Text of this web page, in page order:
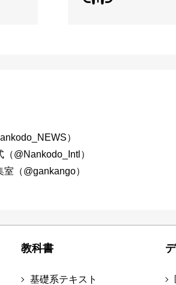
）
（@Nankodo_Intl）
室（@gankango）
教科書
基礎系テキスト